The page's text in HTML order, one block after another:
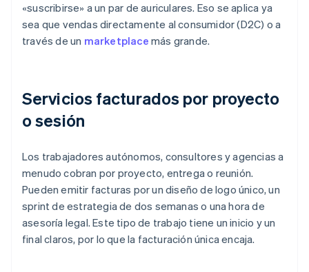
«suscribirse» a un par de auriculares. Eso se aplica ya
sea que vendas directamente al consumidor (D2C) o a
través de un marketplace más grande.
Servicios facturados por proyecto
o sesión
Los trabajadores autónomos, consultores y agencias a
menudo cobran por proyecto, entrega o reunión.
Pueden emitir facturas por un diseño de logo único, un
sprint de estrategia de dos semanas o una hora de
asesoría legal. Este tipo de trabajo tiene un inicio y un
final claros, por lo que la facturación única encaja.